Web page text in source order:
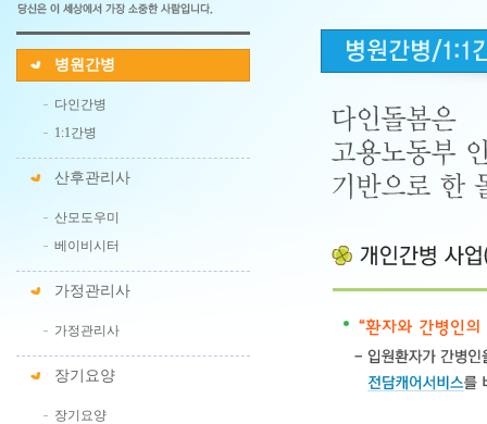
병원간병
다인간병
1:1간병
산후관리사
산모도우미
베이비시터
가정관리사
가정관리사
장기요양
장기요양